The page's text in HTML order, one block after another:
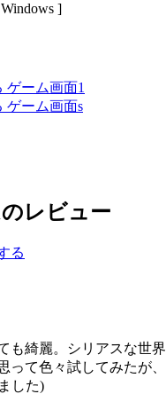
]
レビュー
る
も綺麗。シリアスな世
って色々試してみたが、
した)